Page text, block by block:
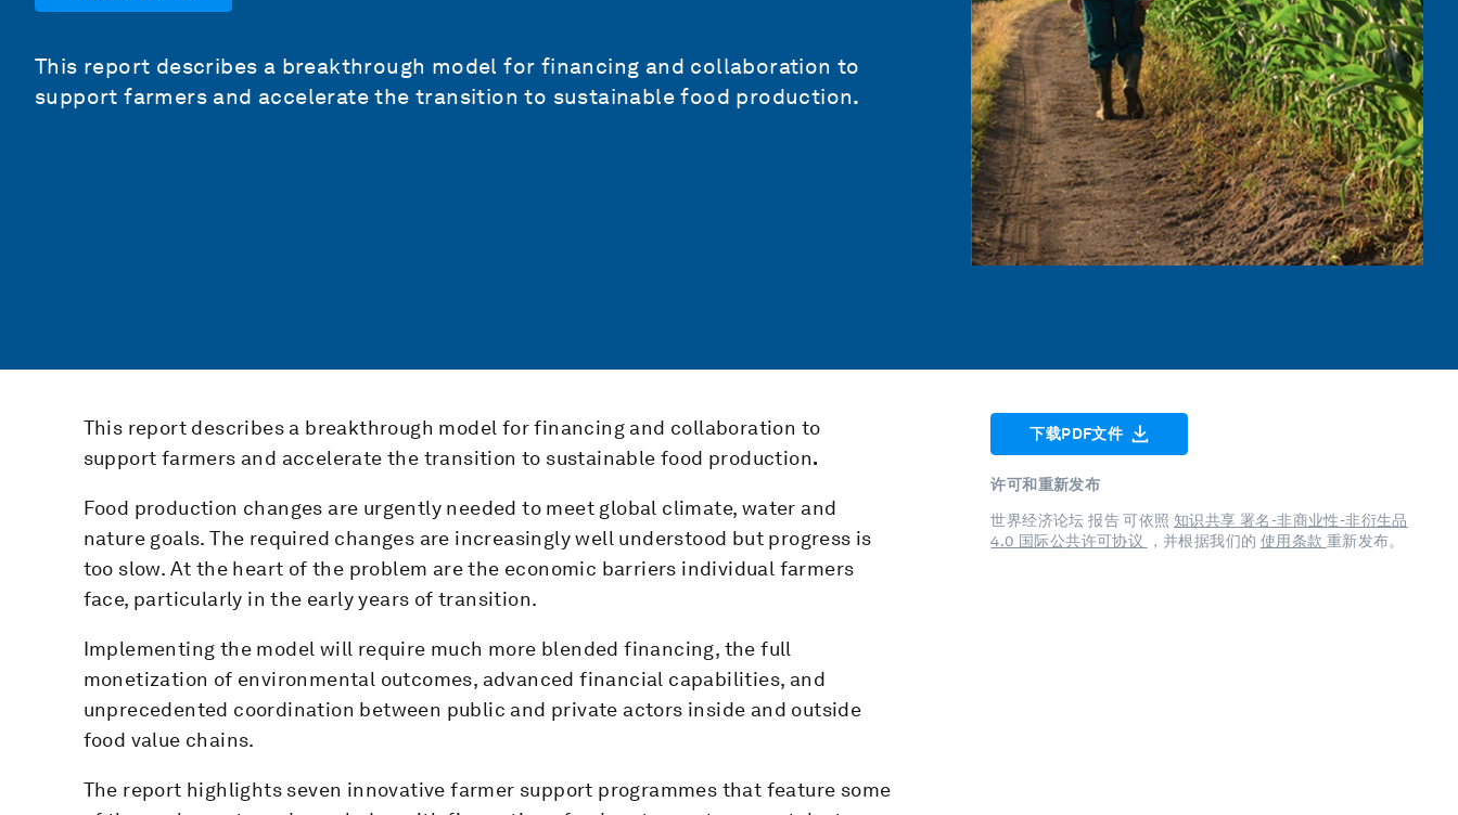
This report describes a breakthrough model for financing and collaboration to
support farmers and accelerate the transition to sustainable food production.
This report describes a breakthrough model for financing and collaboration to
support farmers and accelerate the transition to sustainable food production.
Food production changes are urgently needed to meet global climate, water and
nature goals. The required changes are increasingly well understood but progress is
too slow. At the heart of the problem are the economic barriers individual farmers
face, particularly in the early years of transition.
Implementing the model will require much more blended financing, the full
monetization of environmental outcomes, advanced financial capabilities, and
unprecedented coordination between public and private actors inside and outside
food value chains.
The report highlights seven innovative farmer support programmes that feature some
下载PDF文件
许可和重新发布
世界经济论坛 报告 可依照 知识共享 署名-非商业性-非衍生品
4.0 国际公共许可协议
，并根据我们的 使用条款 重新发布。